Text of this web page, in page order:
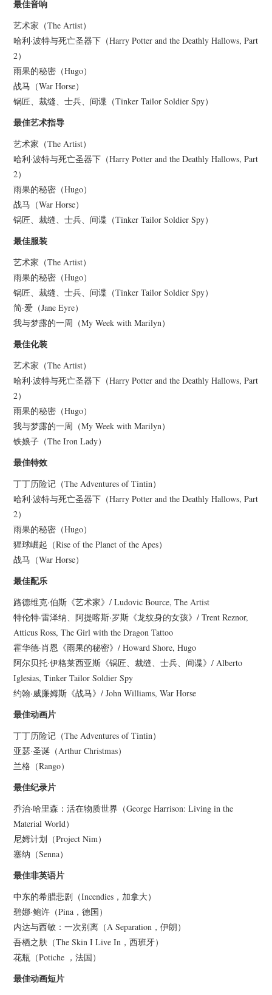
最佳音响
艺术家（The Artist）
哈利·波特与死亡圣器下（Harry Potter and the Deathly Hallows, Part
2）
雨果的秘密（Hugo）
战马（War Horse）
锅匠、裁缝、士兵、间谍（Tinker Tailor Soldier Spy）
最佳艺术指导
艺术家（The Artist）
哈利·波特与死亡圣器下（Harry Potter and the Deathly Hallows, Part
2）
雨果的秘密（Hugo）
战马（War Horse）
锅匠、裁缝、士兵、间谍（Tinker Tailor Soldier Spy）
最佳服装
艺术家（The Artist）
雨果的秘密（Hugo）
锅匠、裁缝、士兵、间谍（Tinker Tailor Soldier Spy）
简·爱（Jane Eyre）
我与梦露的一周（My Week with Marilyn）
最佳化装
艺术家（The Artist）
哈利·波特与死亡圣器下（Harry Potter and the Deathly Hallows, Part
2）
雨果的秘密（Hugo）
我与梦露的一周（My Week with Marilyn）
铁娘子（The Iron Lady）
最佳特效
丁丁历险记（The Adventures of Tintin）
哈利·波特与死亡圣器下（Harry Potter and the Deathly Hallows, Part
2）
雨果的秘密（Hugo）
猩球崛起（Rise of the Planet of the Apes）
战马（War Horse）
最佳配乐
路德维克·伯斯《艺术家》/ Ludovic Bource, The Artist
特伦特·雷泽纳、阿提喀斯·罗斯《龙纹身的女孩》/ Trent Reznor,
Atticus Ross, The Girl with the Dragon Tattoo
霍华德·肖恩《雨果的秘密》/ Howard Shore, Hugo
阿尔贝托·伊格莱西亚斯《锅匠、裁缝、士兵、间谍》/ Alberto
Iglesias, Tinker Tailor Soldier Spy
约翰·威廉姆斯《战马》/ John Williams, War Horse
最佳动画片
丁丁历险记（The Adventures of Tintin）
亚瑟·圣诞（Arthur Christmas）
兰格（Rango）
最佳纪录片
乔治·哈里森：活在物质世界（George Harrison: Living in the
Material World）
尼姆计划（Project Nim）
塞纳（Senna）
最佳非英语片
中东的希腊悲剧（Incendies，加拿大）
碧娜·鲍许（Pina，德国）
内达与西敏：一次别离（A Separation，伊朗）
吾栖之肤（The Skin I Live In，西班牙）
花瓶（Potiche ，法国）
最佳动画短片